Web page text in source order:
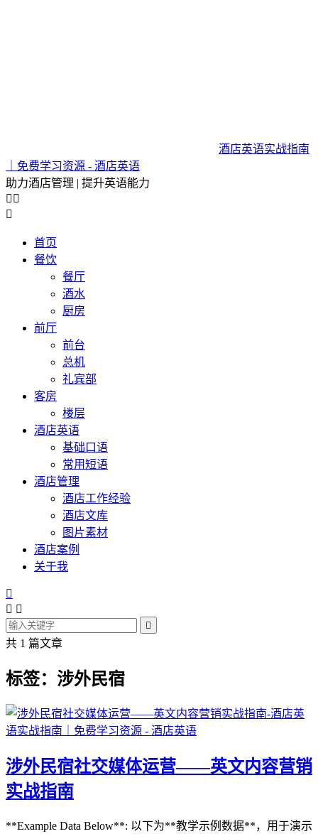
酒店英语实战指南
｜免费学习资源 - 酒店英语
助力酒店管理 | 提升英语能力
 

首页
餐饮
餐厅
酒水
厨房
前厅
前台
总机
礼宾部
客房
楼层
酒店英语
基础口语
常用短语
酒店管理
酒店工作经验
酒店文库
图片素材
酒店案例
关于我

 

共 1 篇文章
标签：涉外民宿
涉外民宿社交媒体运营——英文内容营销
实战指南
**Example Data Below**: 以下为**教学示例数据**，用于演示